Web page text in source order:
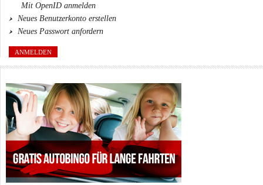
Mit OpenID anmelden
Neues Benutzerkonto erstellen
Neues Passwort anfordern